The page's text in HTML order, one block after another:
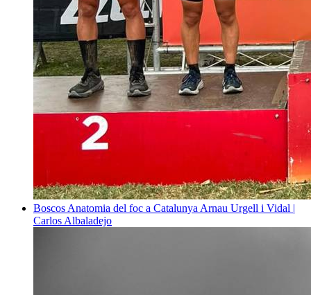
Boscos Anatomia del foc a Catalunya Arnau Urgell i Vidal |
Carlos Albaladejo